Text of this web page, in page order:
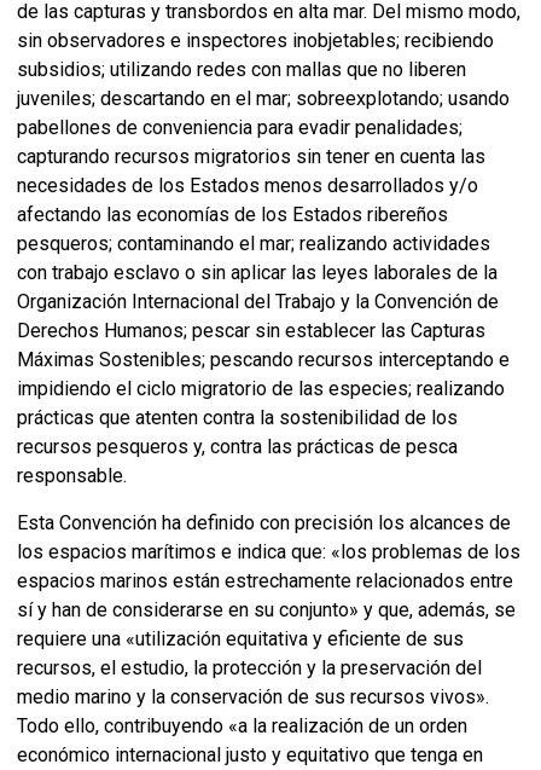
de las capturas y transbordos en alta mar. Del mismo modo,
sin observadores e inspectores inobjetables; recibiendo
subsidios; utilizando redes con mallas que no liberen
juveniles; descartando en el mar; sobreexplotando; usando
pabellones de conveniencia para evadir penalidades;
capturando recursos migratorios sin tener en cuenta las
necesidades de los Estados menos desarrollados y/o
afectando las economías de los Estados ribereños
pesqueros; contaminando el mar; realizando actividades
con trabajo esclavo o sin aplicar las leyes laborales de la
Organización Internacional del Trabajo y la Convención de
Derechos Humanos; pescar sin establecer las Capturas
Máximas Sostenibles; pescando recursos interceptando e
impidiendo el ciclo migratorio de las especies; realizando
prácticas que atenten contra la sostenibilidad de los
recursos pesqueros y, contra las prácticas de pesca
responsable.
Esta Convención ha definido con precisión los alcances de
los espacios marítimos e indica que: «los problemas de los
espacios marinos están estrechamente relacionados entre
sí y han de considerarse en su conjunto» y que, además, se
requiere una «utilización equitativa y eficiente de sus
recursos, el estudio, la protección y la preservación del
medio marino y la conservación de sus recursos vivos».
Todo ello, contribuyendo «a la realización de un orden
económico internacional justo y equitativo que tenga en